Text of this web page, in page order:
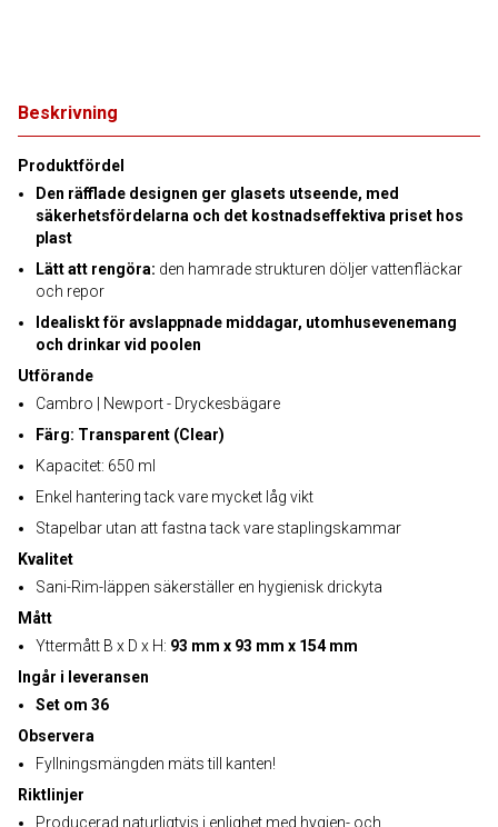
Beskrivning
Produktfördel
Den räfflade designen ger glasets utseende, med
säkerhetsfördelarna och det kostnadseffektiva priset hos
plast
Lätt att rengöra: den hamrade strukturen döljer vattenfläckar
och repor
Idealiskt för avslappnade middagar, utomhusevenemang
och drinkar vid poolen
Utförande
Cambro | Newport - Dryckesbägare
Färg: Transparent (Clear)
Kapacitet: 650 ml
Enkel hantering tack vare mycket låg vikt
Stapelbar utan att fastna tack vare staplingskammar
Kvalitet
Sani-Rim-läppen säkerställer en hygienisk drickyta
Mått
Yttermått B x D x H: 93 mm x 93 mm x 154 mm
Ingår i leveransen
Set om 36
Observera
Fyllningsmängden mäts till kanten!
Riktlinjer
Producerad naturligtvis i enlighet med hygien- och